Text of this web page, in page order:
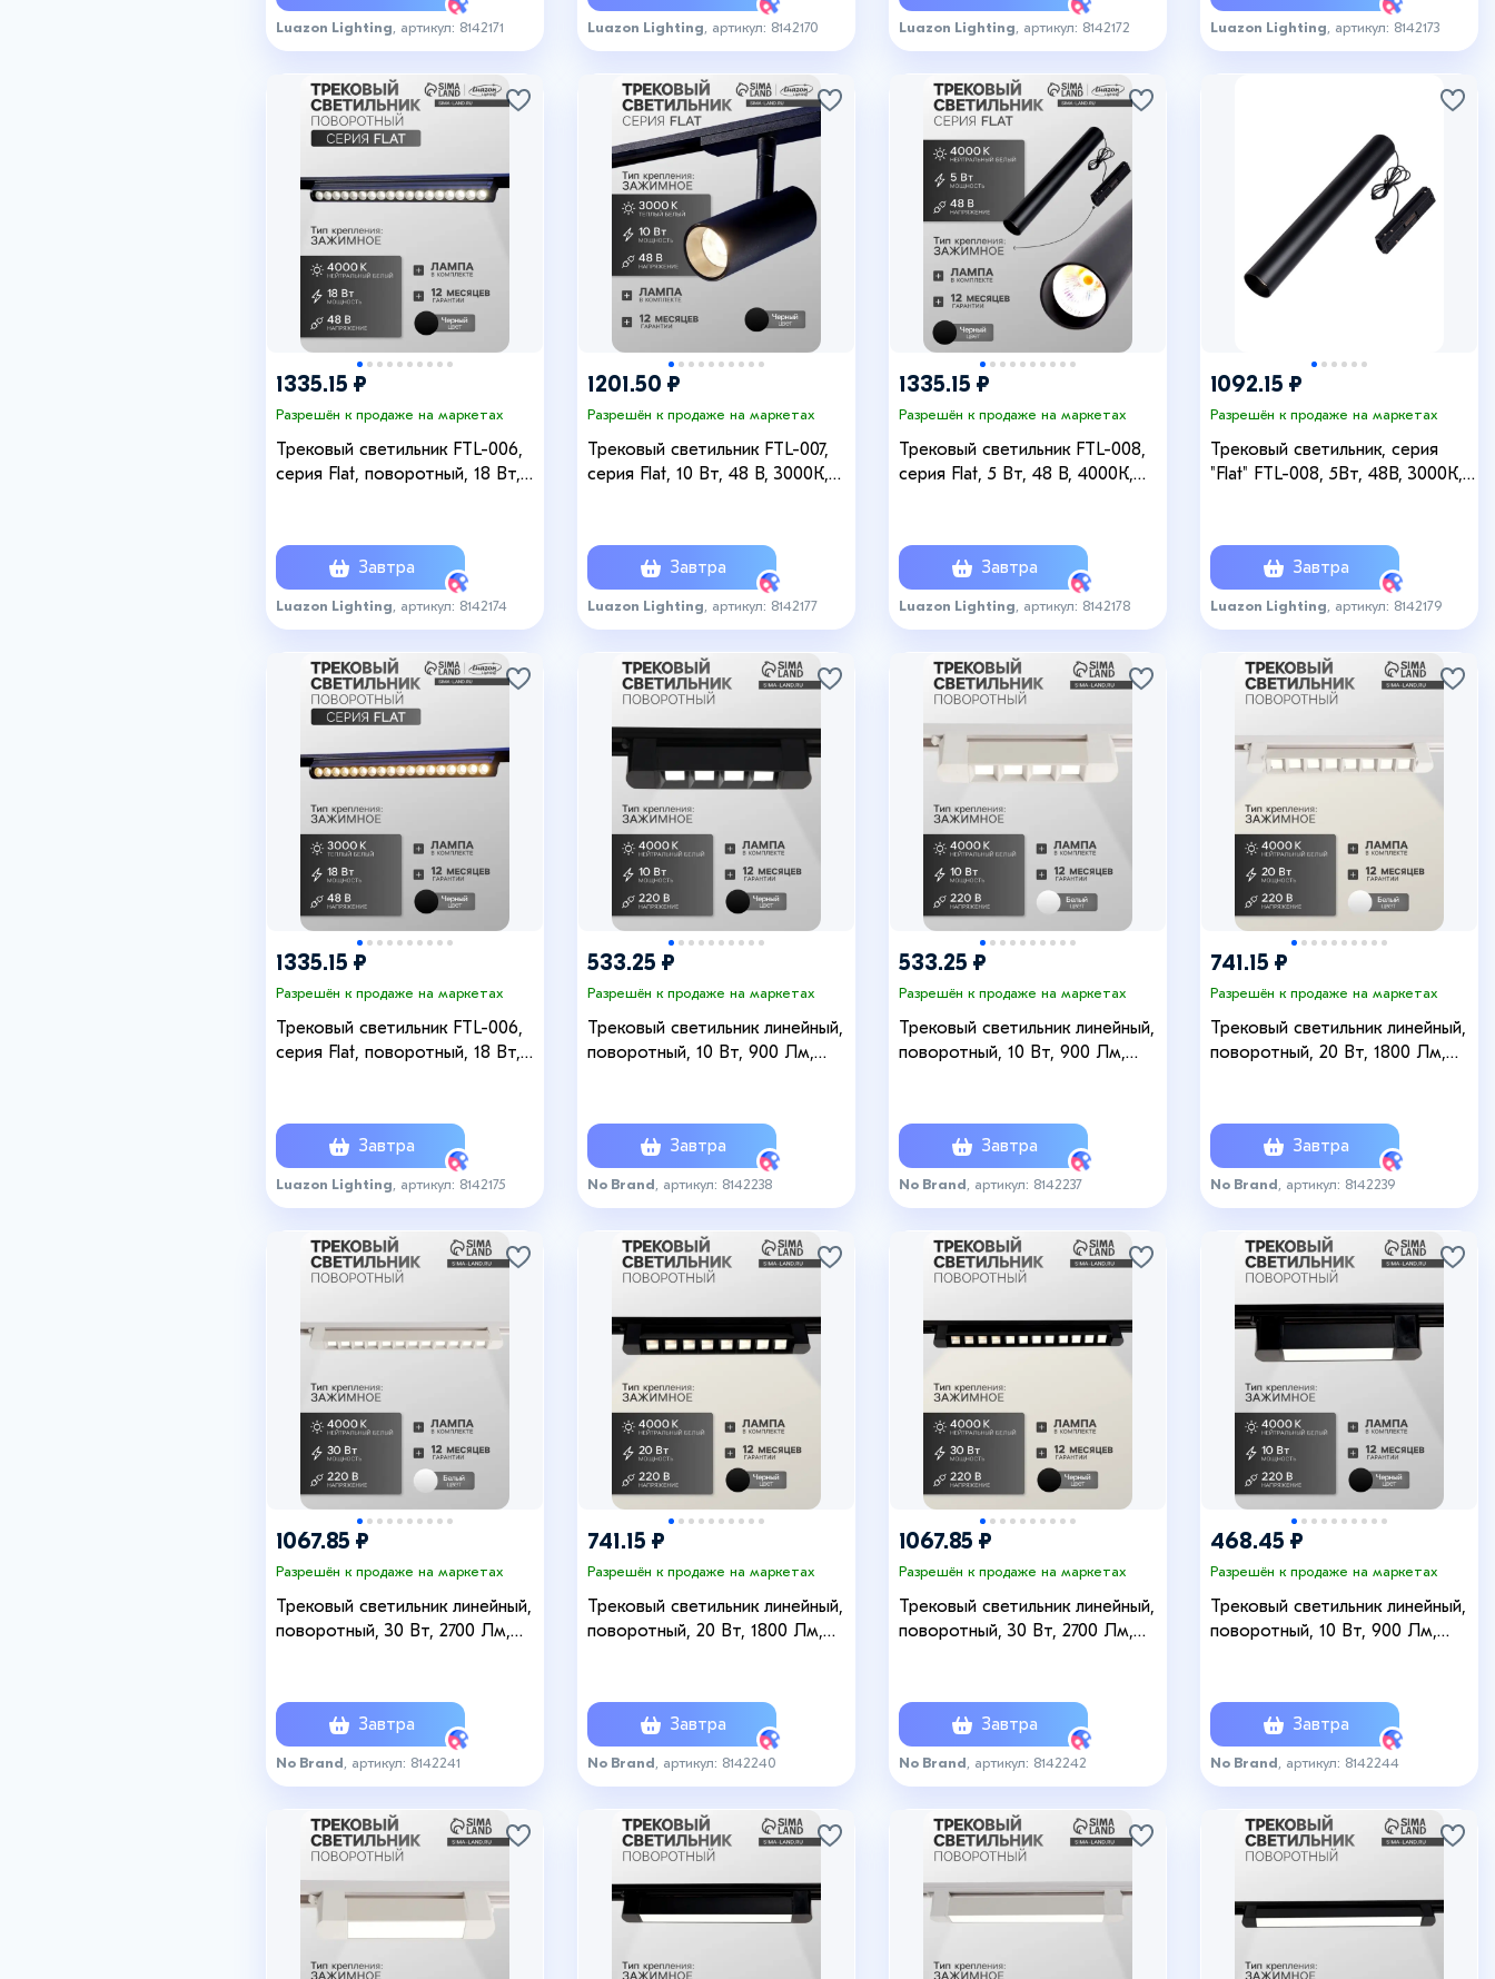
Luazon Lighting , артикул: 8142171 Luazon Lighting , артикул: 8142170 Luazon Lighting , артикул: 8142172 Luazon Lighting , артикул: 8142173
1335.15 ₽
Разрешён к продаже на маркетах
Трековый светильник FTL-006,
серия Flat, поворотный, 18 Вт,
Завтра
Luazon Lighting , артикул: 8142174
1201.50 ₽
Разрешён к продаже на маркетах
Трековый светильник FTL-007,
серия Flat, 10 Вт, 48 В, 3000К,
Завтра
Luazon Lighting , артикул: 8142177
1335.15 ₽
Разрешён к продаже на маркетах
Трековый светильник FTL-008,
серия Flat, 5 Вт, 48 В, 4000К,
Завтра
Luazon Lighting , артикул: 8142178
1092.15 ₽
Разрешён к продаже на маркетах
Трековый светильник, серия
"Flat" FTL-008, 5Вт, 48В, 3000К,
Завтра
Luazon Lighting , артикул: 8142179
1335.15 ₽
Разрешён к продаже на маркетах
Трековый светильник FTL-006,
серия Flat, поворотный, 18 Вт,
Завтра
Luazon Lighting , артикул: 8142175
533.25 ₽
Разрешён к продаже на маркетах
Трековый светильник линейный,
поворотный, 10 Вт, 900 Лм,
Завтра
No Brand , артикул: 8142238
+8
533.25 ₽
Разрешён к продаже на маркетах
Трековый светильник линейный,
поворотный, 10 Вт, 900 Лм,
Завтра
No Brand , артикул: 8142237
741.15 ₽
Разрешён к продаже на маркетах
Трековый светильник линейный,
поворотный, 20 Вт, 1800 Лм,
Завтра
No Brand , артикул: 8142239
1067.85 ₽
Разрешён к продаже на маркетах
Трековый светильник линейный,
поворотный, 30 Вт, 2700 Лм,
Завтра
No Brand , артикул: 8142241
741.15 ₽
Разрешён к продаже на маркетах
Трековый светильник линейный,
поворотный, 20 Вт, 1800 Лм,
Завтра
No Brand , артикул: 8142240
1067.85 ₽
Разрешён к продаже на маркетах
Трековый светильник линейный,
поворотный, 30 Вт, 2700 Лм,
Завтра
No Brand , артикул: 8142242
468.45 ₽
Разрешён к продаже на маркетах
Трековый светильник линейный,
поворотный, 10 Вт, 900 Лм,
Завтра
No Brand , артикул: 8142244